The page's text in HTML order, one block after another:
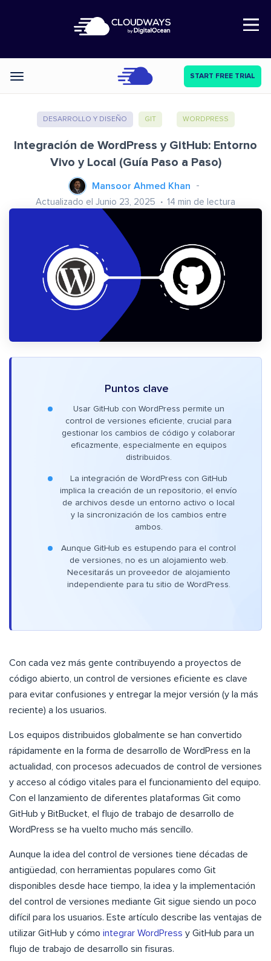
Open Nav
Categories START FREE TRIAL
DESARROLLO Y DISEÑO GIT WORDPRESS
Integración de WordPress y GitHub: Entorno
Vivo y Local (Guía Paso a Paso)
Mansoor Ahmed Khan
Actualizado el Junio 23, 2025 14 min de lectura
Puntos clave
Usar GitHub con WordPress permite un
control de versiones eficiente, crucial para
gestionar los cambios de código y colaborar
eficazmente, especialmente en equipos
distribuidos.
La integración de WordPress con GitHub
implica la creación de un repositorio, el envío
de archivos desde un entorno activo o local
y la sincronización de los cambios entre
ambos.
Aunque GitHub es estupendo para el control
de versiones, no es un alojamiento web.
Necesitarás un proveedor de alojamiento
independiente para tu sitio de WordPress.
Con cada vez más gente contribuyendo a proyectos de
código abierto, un control de versiones eficiente es clave
para evitar confusiones y entregar la mejor versión (y la más
reciente) a los usuarios.
Los equipos distribuidos globalmente se han convertido
rápidamente en la forma de desarrollo de WordPress en la
actualidad, con procesos adecuados de control de versiones
y acceso al código vitales para el funcionamiento del equipo.
Con el lanzamiento de diferentes plataformas Git como
GitHub y BitBucket, el flujo de trabajo de desarrollo de
WordPress se ha vuelto mucho más sencillo.
Aunque la idea del control de versiones tiene décadas de
antigüedad, con herramientas populares como Git
disponibles desde hace tiempo, la idea y la implementación
del control de versiones mediante Git sigue siendo un poco
difícil para los usuarios. Este artículo describe las ventajas de
utilizar GitHub y cómo integrar WordPress y GitHub para un
flujo de trabajo de desarrollo sin fisuras.